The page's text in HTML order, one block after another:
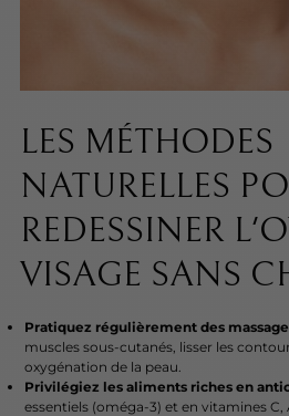
LES MÉTHODES
NATURELLES
REDESSINER
VISAGE SANS
Pratiquez régulièrement des
muscles sous-cutanés, lisser les
oxygénation de la peau.
Privilégiez les aliments riches en
essentiels (oméga-3) et en vitamines